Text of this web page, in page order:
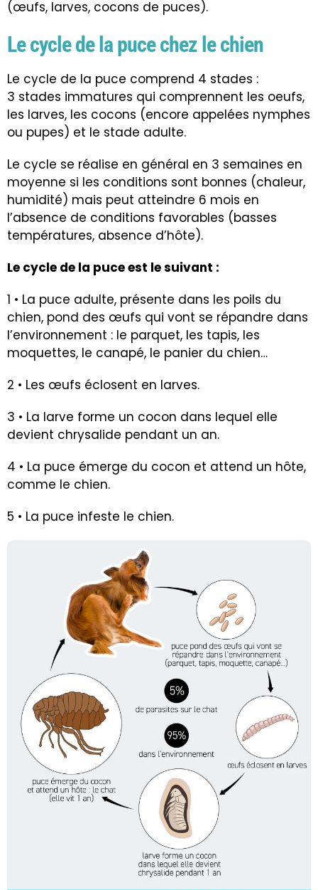
(œufs, larves, cocons de puces).
Le cycle de la puce chez le chien
Le cycle de la puce comprend 4 stades :
3 stades immatures qui comprennent les oeufs,
les larves, les cocons (encore appelées nymphes
ou pupes) et le stade adulte.
Le cycle se réalise en général en 3 semaines en
moyenne si les conditions sont bonnes (chaleur,
humidité) mais peut atteindre 6 mois en
l’absence de conditions favorables (basses
températures, absence d’hôte).
Le cycle de la puce est le suivant :
1 • La puce adulte, présente dans les poils du
chien, pond des œufs qui vont se répandre dans
l’environnement : le parquet, les tapis, les
moquettes, le canapé, le panier du chien…
2 • Les œufs éclosent en larves.
3 • La larve forme un cocon dans lequel elle
devient chrysalide pendant un an.
4 • La puce émerge du cocon et attend un hôte,
comme le chien.
5 • La puce infeste le chien.